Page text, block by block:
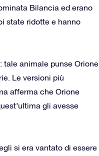
Bilancia ed erano
state ridotte e hanno
animale punse Orione
Le versioni più
afferma che Orione
gli avesse
si era vantato di essere